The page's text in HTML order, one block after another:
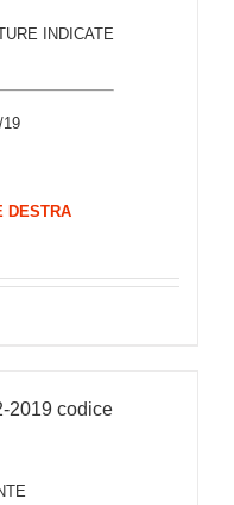
INDICATE
19
DESTRA
2019 codice